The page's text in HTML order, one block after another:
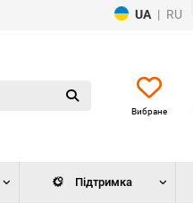
UA | RU
Вибране
Підтримка